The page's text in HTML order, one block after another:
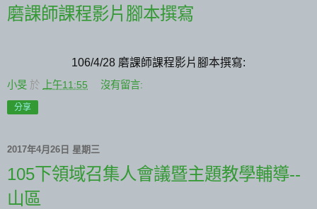
磨課師課程影片腳本撰寫
106/4/28 磨課師課程影片腳本撰寫:
小旻 於 上午11:55 沒有留言:
分享
2017年4月26日 星期三
105下領域召集人會議暨主題教學輔導--
山區